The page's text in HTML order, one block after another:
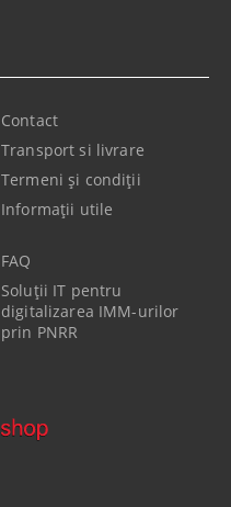
Contact
Transport si livrare
Termeni şi condiţii
Informaţii utile
FAQ
Soluții IT pentru
digitalizarea IMM-urilor
prin PNRR